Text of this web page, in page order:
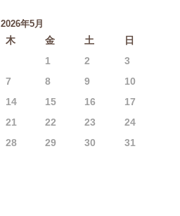
2026年5月
木 金 土
日
1
2
3
7 8 9
10
14 15 16
17
21 22 23
24
28 29 30
31